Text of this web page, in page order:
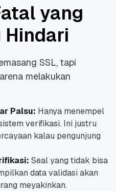
yang
Hindari
SSL, tapi
melakukan
Palsu: Hanya menempel
verifikasi. Ini justru
kalau pengunjung
Seal yang tidak bisa
data validasi akan
meyakinkan.